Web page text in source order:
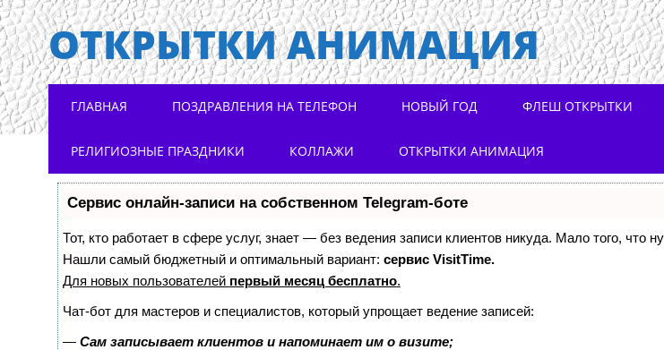
ОТКРЫТКИ АНИМАЦИЯ
Main menu
Skip to content
ГЛАВНАЯ ПОЗДРАВЛЕНИЯ НА ТЕЛЕФОН НОВЫЙ ГОД ФЛЕШ ОТКРЫТКИ
РЕЛИГИОЗНЫЕ ПРАЗДНИКИ КОЛЛАЖИ ОТКРЫТКИ АНИМАЦИЯ
Сервис онлайн-записи на собственном Telegram-боте
Тот, кто работает в сфере услуг, знает — без ведения записи клиентов никуда. Мало того, что
Нашли самый бюджетный и оптимальный вариант: сервис VisitTime.
Для новых пользователей первый месяц бесплатно.
Чат-бот для мастеров и специалистов, который упрощает ведение записей:
— Сам записывает клиентов и напоминает им о визите;